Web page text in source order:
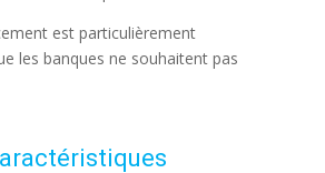
est particulièrement
les banques ne souhaitent pas